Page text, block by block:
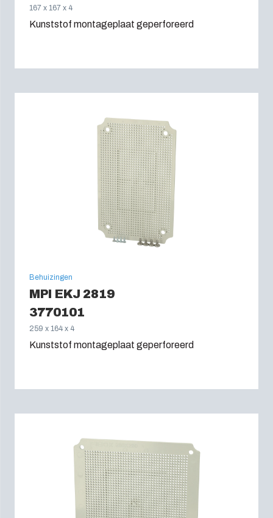
167 x 167 x 4
Kunststof montageplaat geperforeerd
Behuizingen
MPI EKJ 2819
3770101
259 x 164 x 4
Kunststof montageplaat geperforeerd